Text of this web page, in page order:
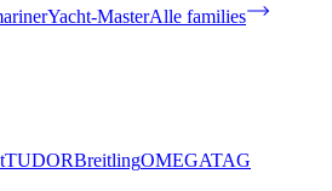
Yacht-MasterAlle families
TUDORBreitlingOMEGATAG